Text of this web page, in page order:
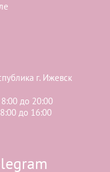
г. Ижевск
до 20:00
до 16:00